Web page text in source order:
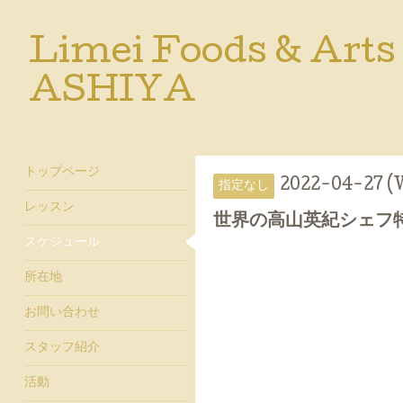
Limei Foods & Arts
ASHIYA
指定なし 2022-04-27
世界の高山英紀シェフ
トップページ
レッスン
スケジュール
所在地
お問い合わせ
スタッフ紹介
活動